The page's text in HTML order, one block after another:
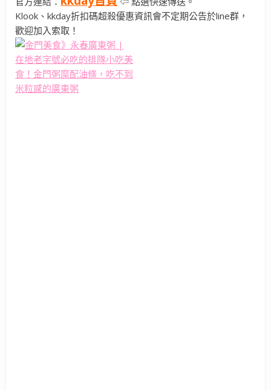
Klook、kkday折扣碼超殺優惠資訊會不定期公告於line群，
歡迎加入索取！